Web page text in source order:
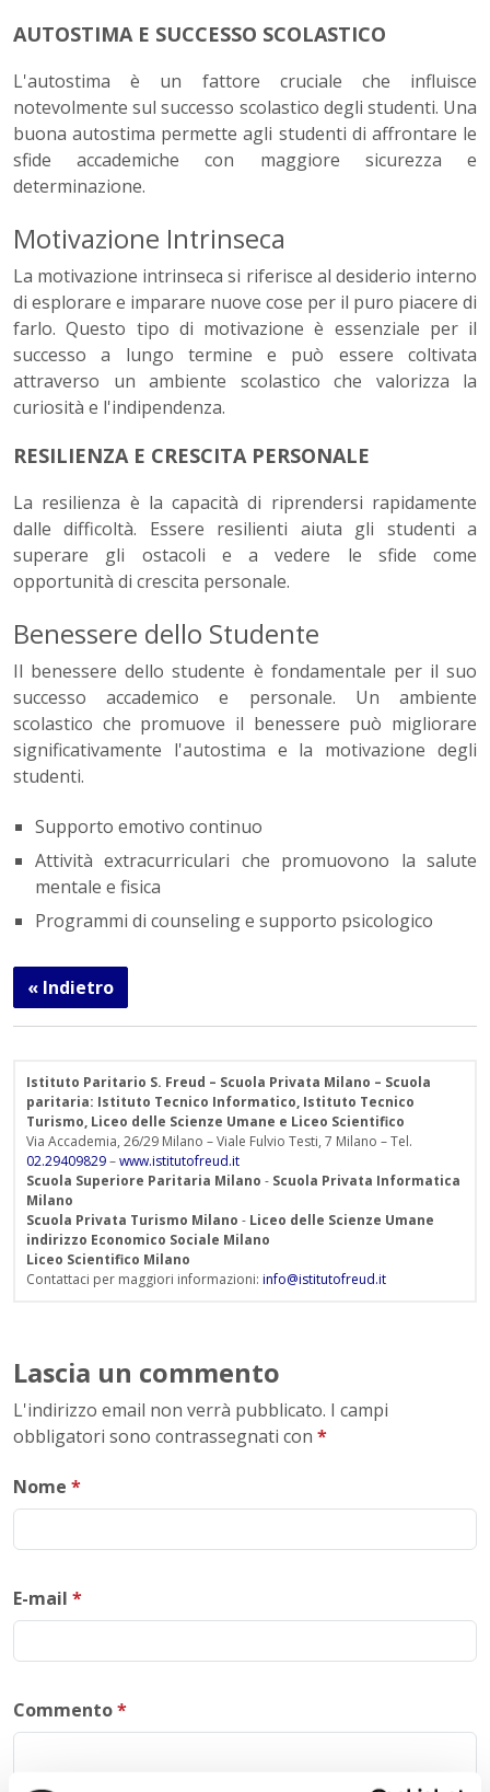
AUTOSTIMA E SUCCESSO SCOLASTICO
L'autostima è un fattore cruciale che influisce
notevolmente sul successo scolastico degli studenti. Una
buona autostima permette agli studenti di affrontare le
sfide accademiche con maggiore sicurezza e
determinazione.
Motivazione Intrinseca
La motivazione intrinseca si riferisce al desiderio interno
di esplorare e imparare nuove cose per il puro piacere di
farlo. Questo tipo di motivazione è essenziale per il
successo a lungo termine e può essere coltivata
attraverso un ambiente scolastico che valorizza la
curiosità e l'indipendenza.
RESILIENZA E CRESCITA PERSONALE
La resilienza è la capacità di riprendersi rapidamente
dalle difficoltà. Essere resilienti aiuta gli studenti a
superare gli ostacoli e a vedere le sfide come
opportunità di crescita personale.
Benessere dello Studente
Il benessere dello studente è fondamentale per il suo
successo accademico e personale. Un ambiente
scolastico che promuove il benessere può migliorare
significativamente l'autostima e la motivazione degli
studenti.
Supporto emotivo continuo
Attività extracurriculari che promuovono la salute
mentale e fisica
Programmi di counseling e supporto psicologico
« Indietro
Istituto Paritario S. Freud – Scuola Privata Milano – Scuola
paritaria: Istituto Tecnico Informatico, Istituto Tecnico
Turismo, Liceo delle Scienze Umane e Liceo Scientifico
Via Accademia, 26/29 Milano – Viale Fulvio Testi, 7 Milano – Tel.
02.29409829–www.istitutofreud.it
Scuola Superiore Paritaria Milano - Scuola Privata Informatica
Milano
Scuola Privata Turismo Milano - Liceo delle Scienze Umane
indirizzo Economico Sociale Milano
Liceo Scientifico Milano
Contattaci per maggiori informazioni: info@istitutofreud.it
Lascia un commento
L'indirizzo email non verrà pubblicato. I campi
obbligatori sono contrassegnati con *
Nome *
E-mail *
Commento*